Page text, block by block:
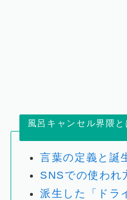
風呂キャンセル界隈
言葉の定義と誕
SNSでの使われ
派生した「ドラ